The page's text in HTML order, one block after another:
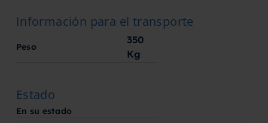
Información para el transporte
Peso
350
Kg
Estado
En su estado